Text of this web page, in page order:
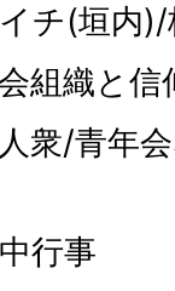
垣内)/梅
織と信
青年会な
行事